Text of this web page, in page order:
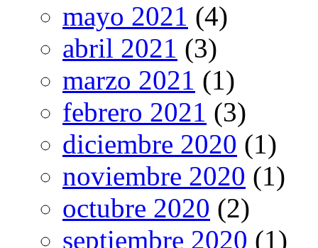
mayo 2021 (4)
abril 2021 (3)
marzo 2021 (1)
febrero 2021 (3)
diciembre 2020 (1)
noviembre 2020 (1)
octubre 2020 (2)
septiembre 2020 (1)